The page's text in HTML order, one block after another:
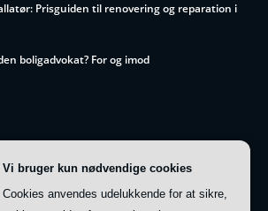
Prisguiden til renovering og reparation i
boligadvokat? For og imod
Vi bruger kun nødvendige cookies
Cookies anvendes udelukkende for at sikre,